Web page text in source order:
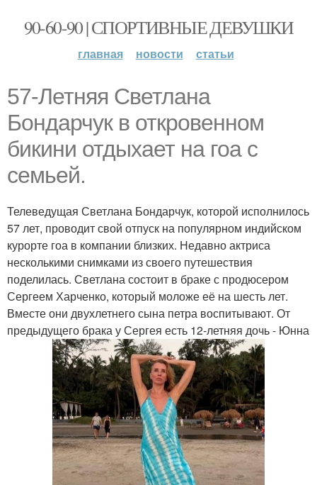
90-60-90 | СПОРТИВНЫЕ ДЕВУШКИ
главная новости статьи
57-Летняя Светлана
Бондарчук в откровенном
бикини отдыхает на гоа с
семьей.
Телеведущая Светлана Бондарчук, которой исполнилось
57 лет, проводит свой отпуск на популярном индийском
курорте гоа в компании близких. Недавно актриса
несколькими снимками из своего путешествия
поделилась. Светлана состоит в браке с продюсером
Сергеем Харченко, который моложе её на шесть лет.
Вместе они двухлетнего сына петра воспитывают. От
предыдущего брака у Сергея есть 12-летняя дочь - Юнна